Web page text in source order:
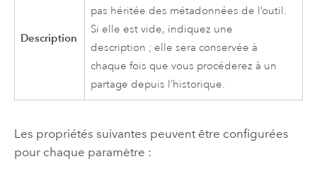
Description
pas héritée des métadonnées de l’outil.
Si elle est vide, indiquez une
description ; elle sera conservée à
chaque fois que vous procéderez à un
partage depuis l’historique.
Les propriétés suivantes peuvent être configurées
pour chaque paramètre :